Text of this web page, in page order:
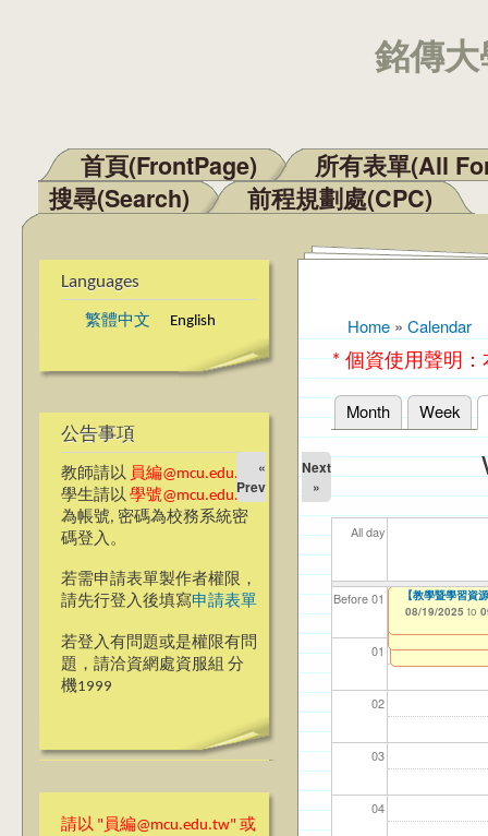
銘傳
Main menu
首頁(FrontPage)
所有表單(All
搜尋(Search)
前程規劃處(CPC)
Languages
繁體中文 English
公告事項
教師請以 員編@mcu.edu.tw
學生請以 學號@mcu.edu.tw
為帳號, 密碼為校務系統密
碼登入。
若需申請表單製作者權限，
請先行登入後填寫申請表單
若登入有問題或是權限有問
題，請洽資網處資服組 分
機1999
請以 "員編@mcu.edu.tw" 或
You are here
Home » Calendar
* 個資使用聲明
Primary tabs
Month Week
«
Prev
Next
»
All day
Before 01
01
02
03
04
【資網處】
整合系統～表單
我愛銘傳我愛養
校區)
【財務處】工讀
11/12/2021 to
【財
11/
114
04/
114
02/
114
03/
【教學暨學習
Requirement
【教學暨學習資
08/19/2025 to